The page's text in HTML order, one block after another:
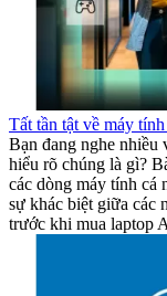
Tất tần tật về máy
Bạn đang nghe nhiều
hiểu rõ chúng là gì?
các dòng máy tính cá
sự khác biệt giữa các
trước khi mua laptop